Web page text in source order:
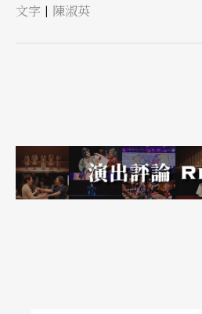
文字 | 陳淑英